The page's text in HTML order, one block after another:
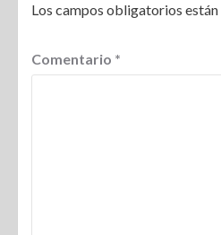
Los campos obligatorios
Comentario *